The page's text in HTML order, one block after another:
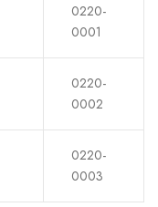
0220-
0001
0220-
0002
0220-
0003